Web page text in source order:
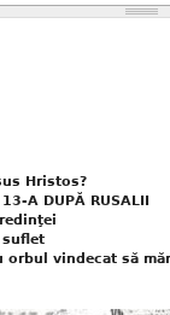
Hristos?
A DUPĂ RUSALII
suflet
orbul vindecat să